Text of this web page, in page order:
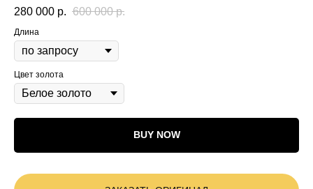
280 000 р. 600 000 р.
Длина
Цвет золота
BUY NOW